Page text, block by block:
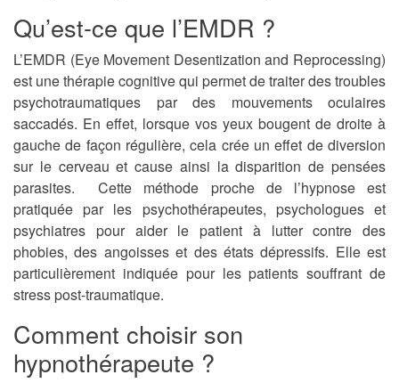
Qu’est-ce que l’EMDR ?
L’EMDR (Eye Movement Desentization and Reprocessing)
est une thérapie cognitive qui permet de traiter des troubles
psychotraumatiques par des mouvements oculaires
saccadés. En effet, lorsque vos yeux bougent de droite à
gauche de façon régulière, cela crée un effet de diversion
sur le cerveau et cause ainsi la disparition de pensées
parasites. Cette méthode proche de l’hypnose est
pratiquée par les psychothérapeutes, psychologues et
psychiatres pour aider le patient à lutter contre des
phobies, des angoisses et des états dépressifs. Elle est
particulièrement indiquée pour les patients souffrant de
stress post-traumatique.
Comment choisir son
hypnothérapeute ?